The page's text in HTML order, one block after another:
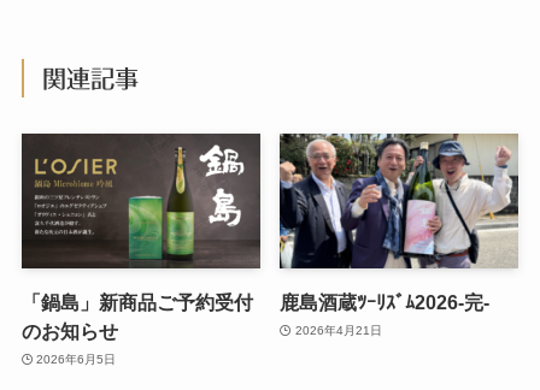
関連記事
「鍋島」新商品ご予約受付
のお知らせ
2026年6月5日
鹿島酒蔵ﾂｰﾘｽﾞﾑ2026-完-
2026年4月21日